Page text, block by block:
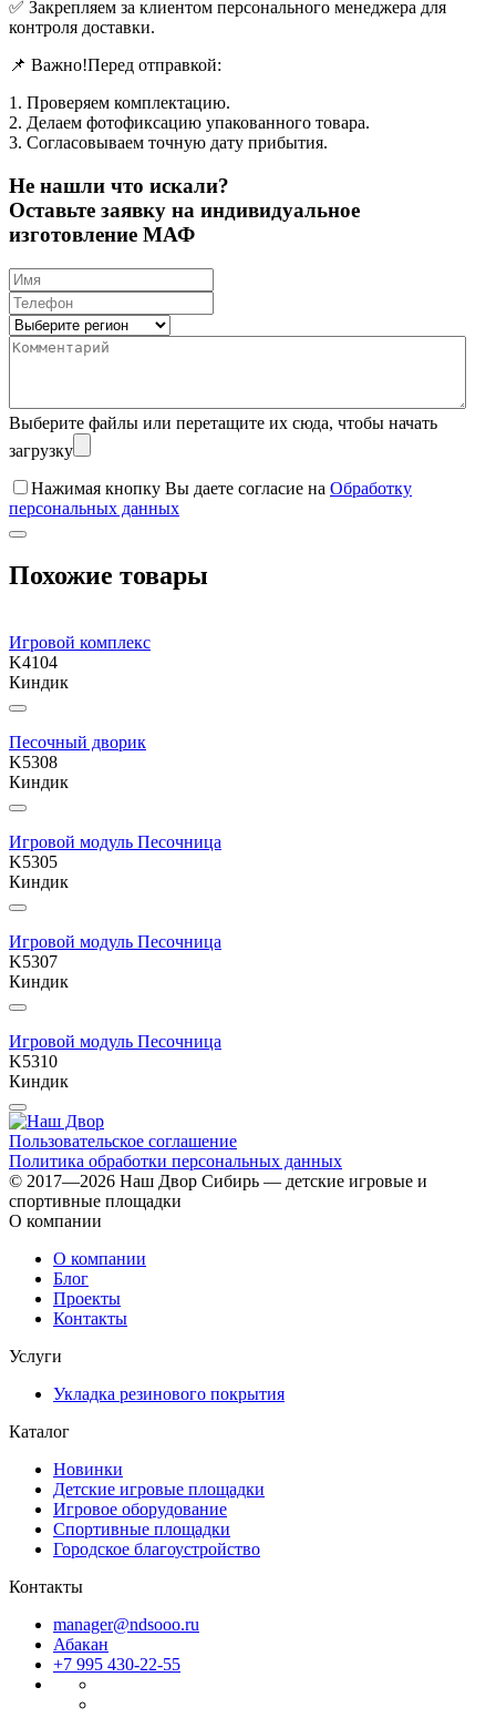
✅ Закрепляем за клиентом персонального менеджера для
контроля доставки.
📌 Важно!Перед отправкой:
1. Проверяем комплектацию.
2. Делаем фотофиксацию упакованного товара.
3. Согласовываем точную дату прибытия.
Не нашли что искали?
Оставьте заявку на индивидуальное
изготовление МАФ
Выберите файлы или перетащите их сюда, чтобы начать
загрузку
Нажимая кнопку Вы даете согласие на Обработку
персональных данных
Похожие товары
Игровой комплекс
K4104
Киндик
Песочный дворик
K5308
Киндик
Игровой модуль Песочница
K5305
Киндик
Игровой модуль Песочница
K5307
Киндик
Игровой модуль Песочница
K5310
Киндик
Пользовательское соглашение
Политика обработки персональных данных
© 2017—2026 Наш Двор Сибирь — детские игровые и
спортивные площадки
О компании
О компании
Блог
Проекты
Контакты
Услуги
Укладка резинового покрытия
Каталог
Новинки
Детские игровые площадки
Игровое оборудование
Спортивные площадки
Городское благоустройство
Контакты
manager@ndsooo.ru
Абакан
+7 995 430-22-55